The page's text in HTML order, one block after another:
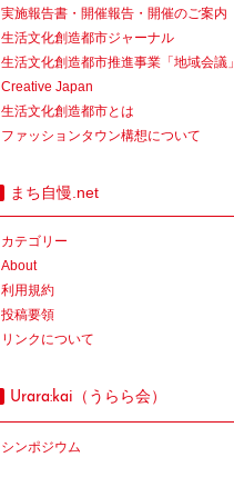
実施報告書・開催報告・開催のご案内
生活文化創造都市ジャーナル
生活文化創造都市推進事業「地域会議」
Creative Japan
生活文化創造都市とは
ファッションタウン構想について
まち自慢.net
カテゴリー
About
利用規約
投稿要領
リンクについて
Urara:kai （うらら会）
シンポジウム